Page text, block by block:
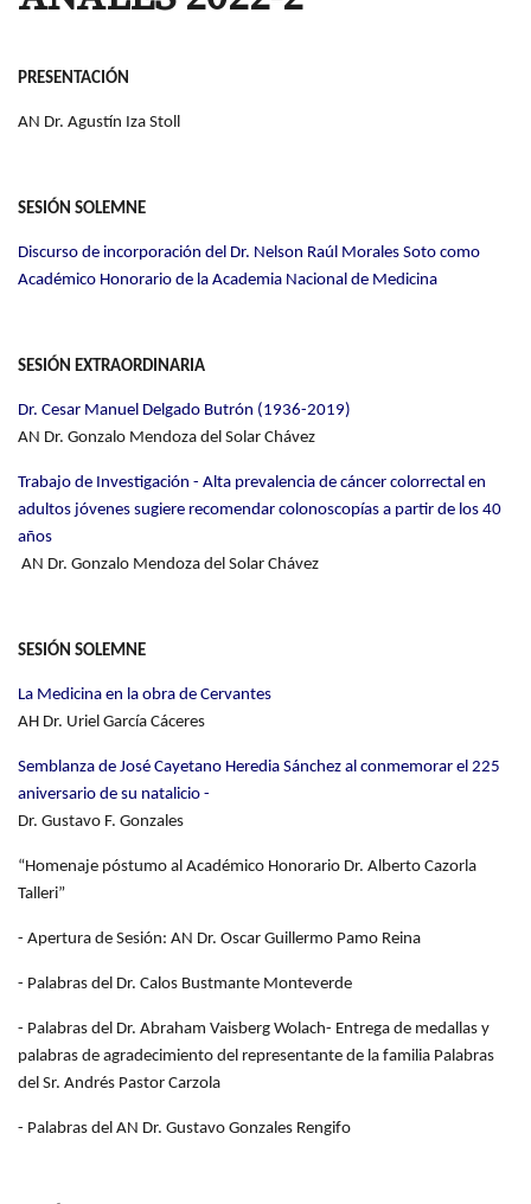
PRESENTACIÓN
AN Dr. Agustín Iza Stoll
SESIÓN SOLEMNE
Discurso de incorporación del Dr. Nelson Raúl Morales Soto como
Académico Honorario de la Academia Nacional de Medicina
SESIÓN EXTRAORDINARIA
Dr. Cesar Manuel Delgado Butrón (1936-2019)
AN Dr. Gonzalo Mendoza del Solar Chávez
Trabajo de Investigación - Alta prevalencia de cáncer colorrectal en
adultos jóvenes sugiere recomendar colonoscopías a partir de los 40
años
AN Dr. Gonzalo Mendoza del Solar Chávez
SESIÓN SOLEMNE
La Medicina en la obra de Cervantes
AH Dr. Uriel García Cáceres
Semblanza de José Cayetano Heredia Sánchez al conmemorar el 225
aniversario de su natalicio -
Dr. Gustavo F. Gonzales
“Homenaje póstumo al Académico Honorario Dr. Alberto Cazorla
Talleri”
- Apertura de Sesión: AN Dr. Oscar Guillermo Pamo Reina
- Palabras del Dr. Calos Bustmante Monteverde
- Palabras del Dr. Abraham Vaisberg Wolach- Entrega de medallas y
palabras de agradecimiento del representante de la familia Palabras
del Sr. Andrés Pastor Carzola
- Palabras del AN Dr. Gustavo Gonzales Rengifo